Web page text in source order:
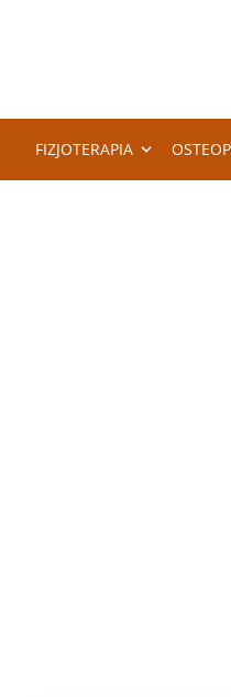
FIZJOTERAPIA